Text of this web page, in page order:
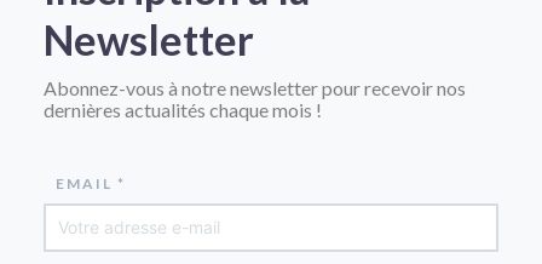
Newsletter
Abonnez-vous à notre newsletter pour recevoir nos
dernières actualités chaque mois !
EMAIL *